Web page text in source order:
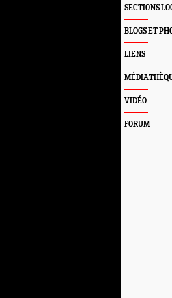
SECTIONS
BLOGS ET
LIENS
VIDÉO
FORUM